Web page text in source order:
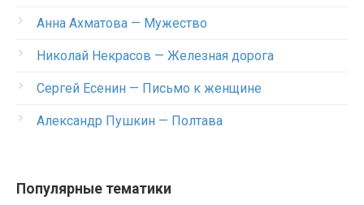
Анна Ахматова — Мужество
Николай Некрасов — Железная дорога
Сергей Есенин — Письмо к женщине
Александр Пушкин — Полтава
Популярные тематики